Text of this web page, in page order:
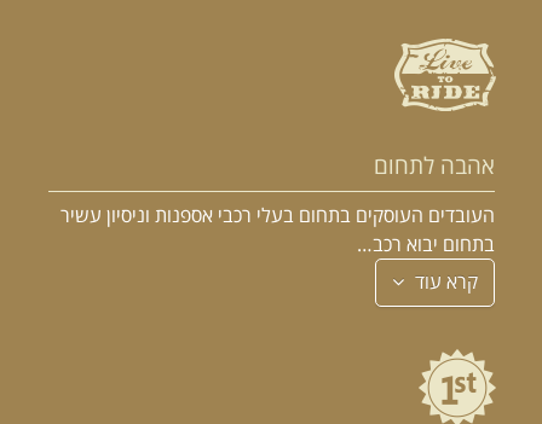
אהבה לתחום
העובדים העוסקים בתחום בעלי רכבי אספנות וניסיון עשיר
בתחום יבוא רכב…
קרא עוד